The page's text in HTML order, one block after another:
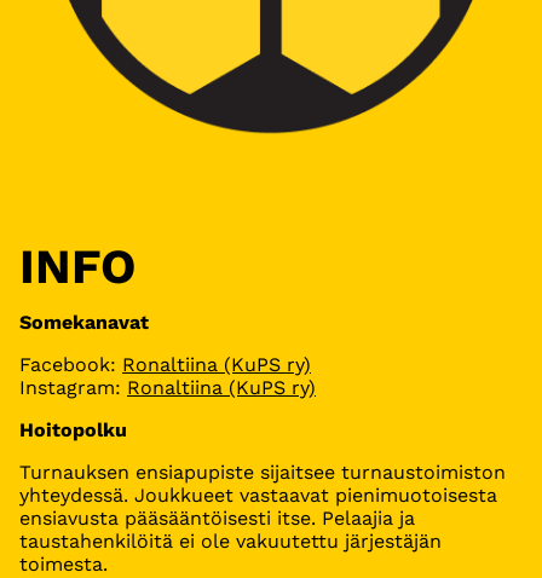
INFO
Somekanavat
Facebook: Ronaltiina (KuPS ry)
Instagram: Ronaltiina (KuPS ry)
Hoitopolku
Turnauksen ensiapupiste sijaitsee turnaustoimiston
yhteydessä. Joukkueet vastaavat pienimuotoisesta
ensiavusta pääsääntöisesti itse. Pelaajia ja
taustahenkilöitä ei ole vakuutettu järjestäjän
toimesta.